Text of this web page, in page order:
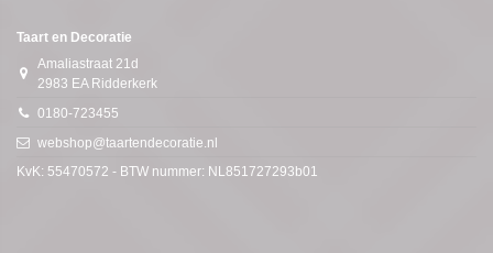
Taart en Decoratie
Amaliastraat 21d
2983 EA Ridderkerk
0180-723455
webshop@taartendecoratie.nl
KvK: 55470572 - BTW nummer: NL851727293b01